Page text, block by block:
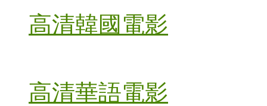
高清韓國電影
高清華語電影